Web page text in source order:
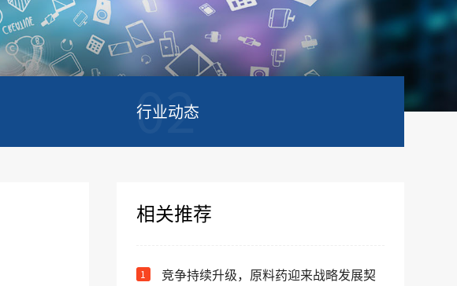
行业动态
02
相关推荐
1
竞争持续升级，原料药迎来战略发展契